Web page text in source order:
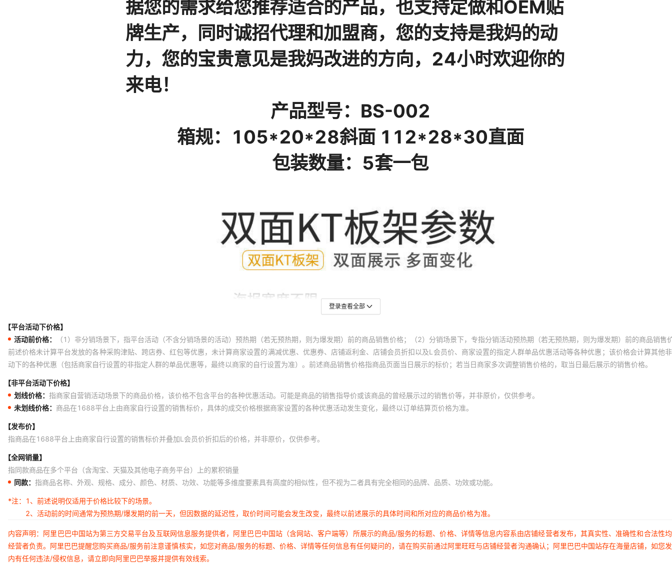
登录查看全部
【平台活动下价格】
活动前价格：
（1）非分销场景下，指平台活动（不含分销场景的活动）预热期（若无预热期，则为爆发期）前的商品销售价格；（2）分销场景下，专指分销活动预热期（若无预热期，则为爆发期）前的商品销售
前述价格未计算平台发放的各种采购津贴、跨店券、红包等优惠，未计算商家设置的满减优惠、优惠券、店铺返利金、店铺会员折扣以及L会员价、商家设置的指定人群单品优惠活动等各种优惠；该价格会计算其他
动下的各种优惠（包括商家自行设置的非指定人群的单品优惠等，最终以商家的自行设置为准）。前述商品销售价格指商品页面当日展示的标价；若当日商家多次调整销售价格的，取当日最后展示的销售价格。
【非平台活动下价格】
划线价格： 指商家自营销活动场景下的商品价格，该价格不包含平台的各种优惠活动。可能是商品的销售指导价或该商品的曾经展示过的销售价等，并非原价，仅供参考。
未划线价格： 商品在1688平台上由商家自行设置的销售标价，具体的成交价格根据商家设置的各种优惠活动发生变化，最终以订单结算页价格为准。
【发布价】
指商品在1688平台上由商家自行设置的销售标价并叠加L会员价折扣后的价格，并非原价，仅供参考。
【全网销量】
指同款商品在多个平台（含淘宝、天猫及其他电子商务平台）上的累积销量
同款： 指商品名称、外观、规格、成分、颜色、材质、功效、功能等多维度要素具有高度的相似性，但不视为二者具有完全相同的品牌、品质、功效或功能。
*注：
1、前述说明仅适用于价格比较下的场景。
2、活动前的时间通常为预热期/爆发期的前一天，但因数据的延迟性，取价时间可能会发生改变，最终以前述展示的具体时间和所对应的商品价格为准。
内容声明：阿里巴巴中国站为第三方交易平台及互联网信息服务提供者，阿里巴巴中国站（含网站、客户端等）所展示的商品/服务的标题、价格、详情等信息内容系由店铺经营者发布，其真实性、准确性和合法性
经营者负责。阿里巴巴提醒您购买商品/服务前注意谨慎核实，如您对商品/服务的标题、价格、详情等任何信息有任何疑问的，请在购买前通过阿里旺旺与店铺经营者沟通确认；阿里巴巴中国站存在海量店铺，如您
内有任何违法/侵权信息，请立即向阿里巴巴举报并提供有效线索。